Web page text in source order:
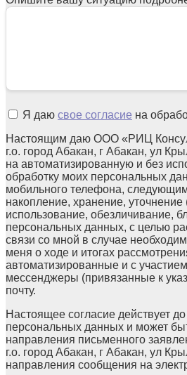
Я даю свое согласие на
Настоящим даю ООО «РИЦ
г.о. город Абакан, г Абакан, ул
на автоматизированную и без
обработку моих персональных
мобильного телефона,
накопление, хранение,
использование, обезличивание,
персональных данных, с целью
связи со мной в случае
меня о ходе и итогах
автоматизированные и с
мессенджеры (привязанные к
почту.
Настоящее согласие действует
персональных данных и может
направления письменного
г.о. город Абакан, г Абакан, ул
направления сообщения на